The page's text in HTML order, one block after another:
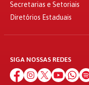
Secretarias e Setoriais
Diretórios Estaduais
SIGA NOSSAS REDES